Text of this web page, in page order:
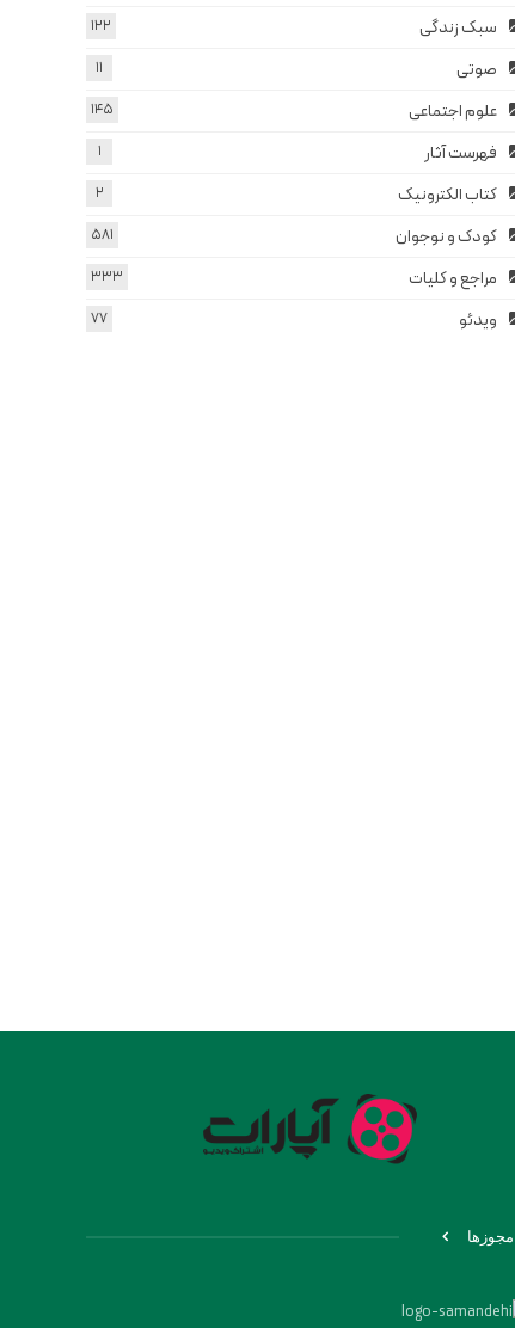
سبک زندگی 122
صوتی 11
علوم اجتماعی 145
فهرست آثار 1
کتاب الکترونیک 2
کودک و نوجوان 581
مراجع و کلیات 333
ویدئو 77
مجوزها